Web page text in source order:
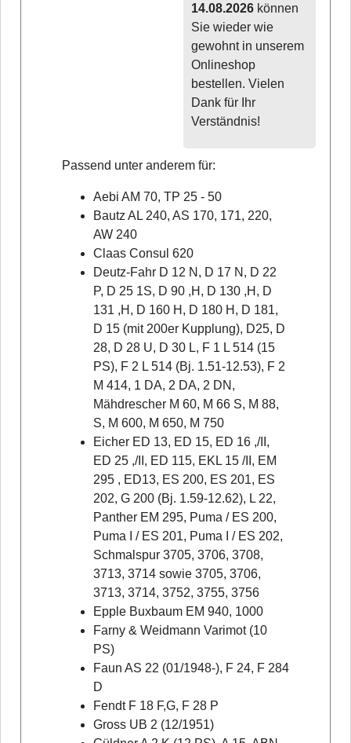
14.08.2026 können
Sie wieder wie
gewohnt in unserem
Onlineshop
bestellen. Vielen
Dank für Ihr
Verständnis!
Passend unter anderem für:
Aebi AM 70, TP 25 - 50
Bautz AL 240, AS 170, 171, 220,
AW 240
Claas Consul 620
Deutz-Fahr D 12 N, D 17 N, D 22
P, D 25 1S, D 90 ,H, D 130 ,H, D
131 ,H, D 160 H, D 180 H, D 181,
D 15 (mit 200er Kupplung), D25, D
28, D 28 U, D 30 L, F 1 L 514 (15
PS), F 2 L 514 (Bj. 1.51-12.53), F 2
M 414, 1 DA, 2 DA, 2 DN,
Mähdrescher M 60, M 66 S, M 88,
S, M 600, M 650, M 750
Eicher ED 13, ED 15, ED 16 ,/II,
ED 25 ,/II, ED 115, EKL 15 /II, EM
295 , ED13, ES 200, ES 201, ES
202, G 200 (Bj. 1.59-12.62), L 22,
Panther EM 295, Puma / ES 200,
Puma I / ES 201, Puma I / ES 202,
Schmalspur 3705, 3706, 3708,
3713, 3714 sowie 3705, 3706,
3713, 3714, 3752, 3755, 3756
Epple Buxbaum EM 940, 1000
Farny & Weidmann Varimot (10
PS)
Faun AS 22 (01/1948-), F 24, F 284
D
Fendt F 18 F,G, F 28 P
Gross UB 2 (12/1951)